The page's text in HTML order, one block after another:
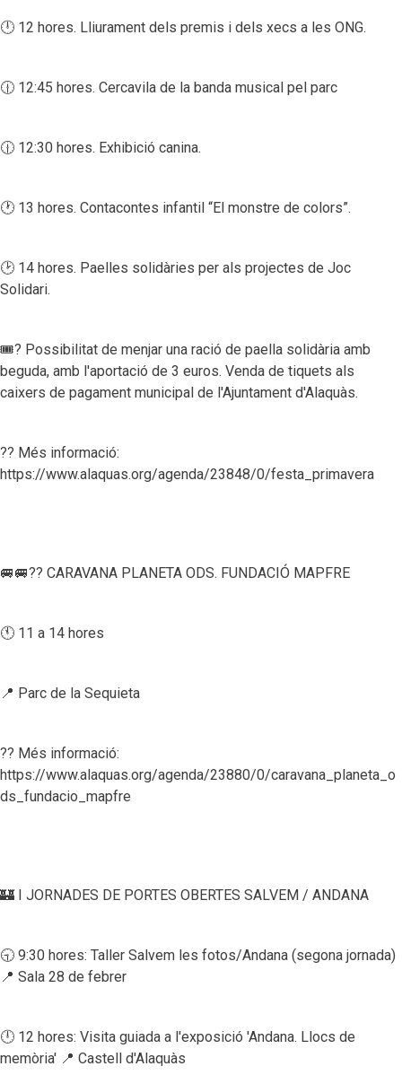
🕛 12 hores. Lliurament dels premis i dels xecs a les ONG.
🕧 12:45 hores. Cercavila de la banda musical pel parc
🕧 12:30 hores. Exhibició canina.
🕐 13 hores. Contacontes infantil “El monstre de colors”.
🕑 14 hores. Paelles solidàries per als projectes de Joc
Solidari.
🎟? Possibilitat de menjar una ració de paella solidària amb
beguda, amb l'aportació de 3 euros. Venda de tiquets als
caixers de pagament municipal de l'Ajuntament d'Alaquàs.
?? Més informació:
https://www.alaquas.org/agenda/23848/0/festa_primavera
🚐🚐?? CARAVANA PLANETA ODS. FUNDACIÓ MAPFRE
🕚 11 a 14 hores
📍 Parc de la Sequieta
?? Més informació:
https://www.alaquas.org/agenda/23880/0/caravana_planeta_o
ds_fundacio_mapfre
🏰 I JORNADES DE PORTES OBERTES SALVEM / ANDANA
🕤 9:30 hores: Taller Salvem les fotos/Andana (segona jornada)
📍 Sala 28 de febrer
🕛 12 hores: Visita guiada a l'exposició 'Andana. Llocs de
memòria' 📍 Castell d'Alaquàs